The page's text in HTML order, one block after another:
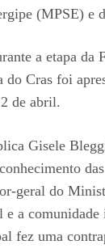
(MPSE)
a etapa da
do Cras foi
de abril.
Gisele
geral do
a
fez uma